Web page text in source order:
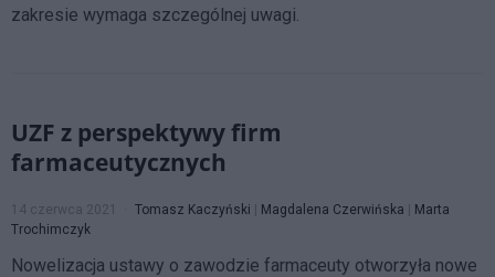
zakresie wymaga szczególnej uwagi.
UZF z perspektywy firm
farmaceutycznych
14 czerwca 2021 Tomasz Kaczyński Magdalena Czerwińska
Marta
Trochimczyk
Nowelizacja ustawy o zawodzie farmaceuty otworzyła nowe